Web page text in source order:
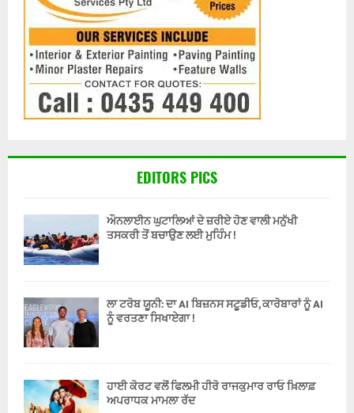
EDITORS PICS
ਔਨਲਾਈਨ ਘੁਟਾਲਿਆਂ ਦੇ ਜ਼ਰੀਏ ਹੋਣ ਵਾਲੀ ਮਨੁੱਖੀ
ਤਸਕਰੀ ਤੋਂ ਬਚਾਉਣ ਲਈ ਮੁਹਿੰਮ !
ਲਾ ਟਰੋਬ ਯੂਨੀ: ਦਾ AI ਬਿਜ਼ਨਸ ਸਟੂਡੀਓ, ਕਾਰੋਬਾਰਾਂ ਨੂੰ AI
ਨੂੰ ਵਰਤਣਾ ਸਿਖਾਏਗਾ !
ਹਾਈ ਕੋਰਟ ਵਲੋਂ ਫਿਲਮੀ ਹੀਰੋ ਰਾਜਕੁਮਾਰ ਰਾਓ ਖ਼ਿਲਾਫ਼
ਅਪਰਾਧਕ ਮਾਮਲਾ ਰੱਦ